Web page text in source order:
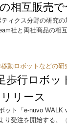
相互販売
ィクス分野の研究
社と両社商品の相
動ロボットなどの研
歩行ロボッ
リース
ット「e-nuvo
り受注を開始する。